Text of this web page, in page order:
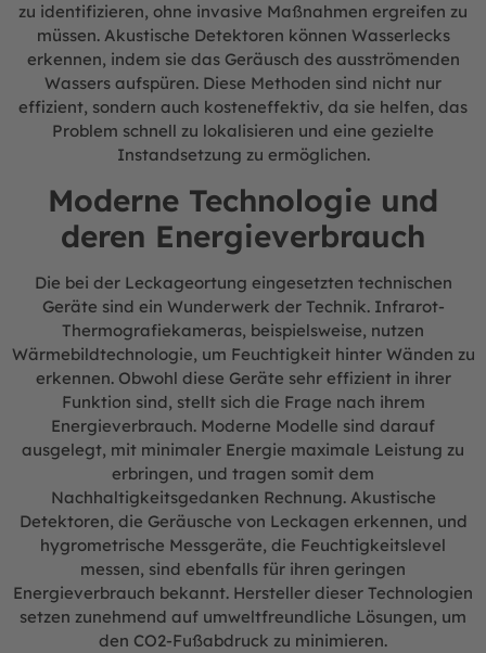
zu identifizieren, ohne invasive Maßnahmen ergreifen zu
müssen. Akustische Detektoren können Wasserlecks
erkennen, indem sie das Geräusch des ausströmenden
Wassers aufspüren. Diese Methoden sind nicht nur
effizient, sondern auch kosteneffektiv, da sie helfen, das
Problem schnell zu lokalisieren und eine gezielte
Instandsetzung zu ermöglichen.
Moderne Technologie und
deren Energieverbrauch
Die bei der Leckageortung eingesetzten technischen
Geräte sind ein Wunderwerk der Technik. Infrarot-
Thermografiekameras, beispielsweise, nutzen
Wärmebildtechnologie, um Feuchtigkeit hinter Wänden zu
erkennen. Obwohl diese Geräte sehr effizient in ihrer
Funktion sind, stellt sich die Frage nach ihrem
Energieverbrauch. Moderne Modelle sind darauf
ausgelegt, mit minimaler Energie maximale Leistung zu
erbringen, und tragen somit dem
Nachhaltigkeitsgedanken Rechnung. Akustische
Detektoren, die Geräusche von Leckagen erkennen, und
hygrometrische Messgeräte, die Feuchtigkeitslevel
messen, sind ebenfalls für ihren geringen
Energieverbrauch bekannt. Hersteller dieser Technologien
setzen zunehmend auf umweltfreundliche Lösungen, um
den CO2-Fußabdruck zu minimieren.